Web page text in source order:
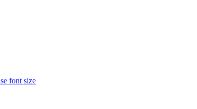
font size